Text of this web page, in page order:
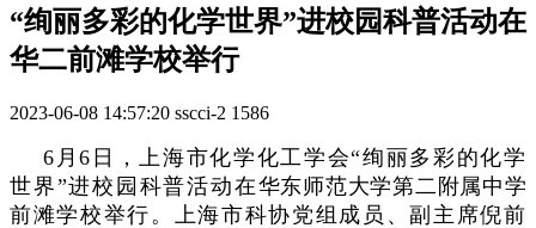
“绚丽多彩的化学世界”进校园科普活动在
华二前滩学校举行
2023-06-08 14:57:20 sscci-2 1586
6月6日，上海市化学化工学会“绚丽多彩的化学
世界”进校园科普活动在华东师范大学第二附属中学
前滩学校举行。上海市科协党组成员、副主席倪前